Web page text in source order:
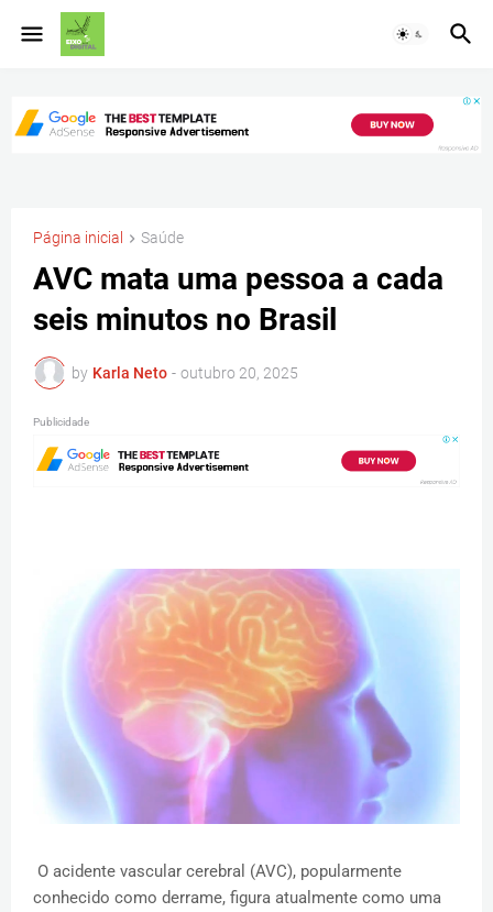
Página inicial Saúde
AVC mata uma pessoa a cada
seis minutos no Brasil
by Karla Neto - outubro 20, 2025
Publicidade
O acidente vascular cerebral (AVC), popularmente
conhecido como derrame, figura atualmente como uma